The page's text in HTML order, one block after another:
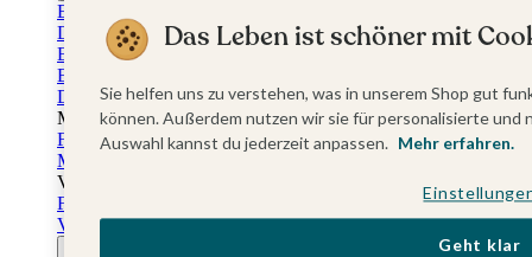
Einladungskarten Firmung
Dankeskarten Firmung
Einschulungskarten
Einladungskarten Einschulung
Danksagung Einschulung
Muttertag
Fotogeschenke Muttertag
Muttertagskarten
Vatertag
Fotogeschenke Vatertag
Vatertagskarten
Das Leben ist schöner mit
Sie helfen uns zu verstehen, was in unserem Shop gut
können. Außerdem nutzen wir sie für personalisierte
Auswahl kannst du jederzeit anpassen. Mehr erfahren.
Geht klar